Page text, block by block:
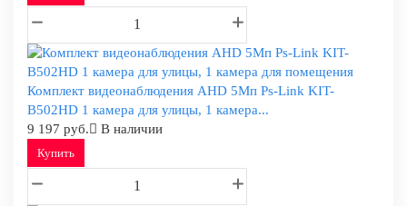
Комплект видеонаблюдения AHD 5Мп Ps-Link KIT-
B502HD 1 камера для улицы, 1 камера...
9 197 руб.
В наличии
Купить